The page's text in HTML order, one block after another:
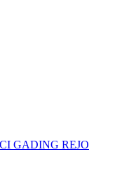
GADING REJO